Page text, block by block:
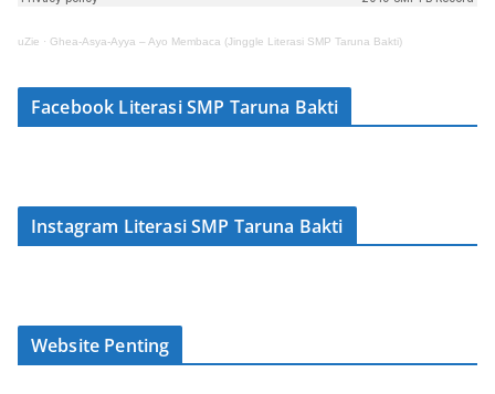
uZie · Ghea-Asya-Ayya – Ayo Membaca (Jinggle Literasi SMP Taruna Bakti)
Facebook Literasi SMP Taruna Bakti
Instagram Literasi SMP Taruna Bakti
Website Penting